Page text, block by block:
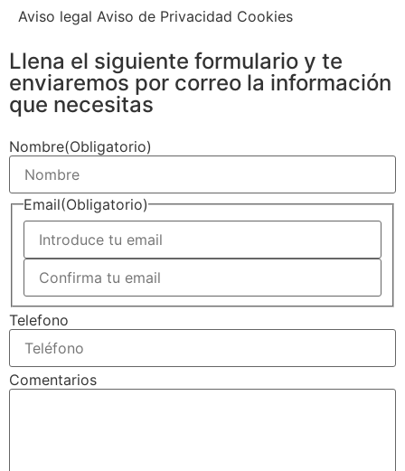
Aviso legal Aviso de Privacidad Cookies
Llena el siguiente formulario y te
enviaremos por correo la información
que necesitas
Nombre(Obligatorio)
Email(Obligatorio)
Telefono
Comentarios